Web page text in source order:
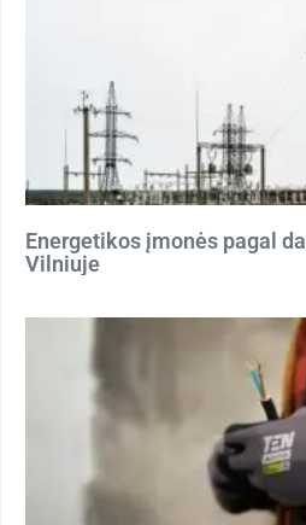
Energetikos įmonės pagal
Vilniuje